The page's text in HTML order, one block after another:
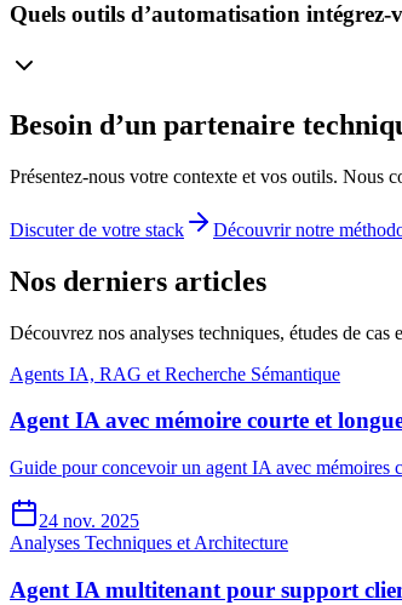
Quels outils d’automatisation intégrez-
Besoin d’un partenaire
Présentez-nous votre contexte et vos outils. Nous
Discuter de votre stack Découvrir notre
Nos derniers articles
Découvrez nos analyses techniques, études de
Agents IA, RAG et Recherche Sémantique
Agent IA avec mémoire courte et
Guide pour concevoir un agent IA avec
24 nov. 2025
Analyses Techniques et Architecture
Agent IA multitenant pour support